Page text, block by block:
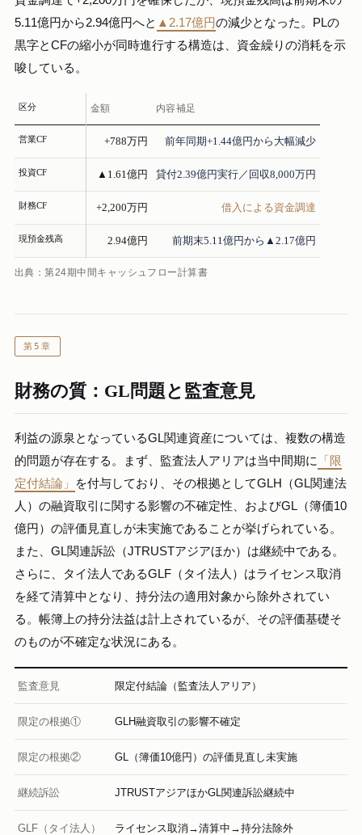
5.11億円から2.94億円へと ▲2.17億円の減少となった。PLの
黒字とCFの縮小が同時進行する構造は、資金繰りの消耗を示
唆している。
区分 金額 内容補足
営業CF +788万円 前年同期+1.44億円から大幅減少
投資CF ▲1.61億円 貸付2.39億円実行／回収8,000万円
財務CF +2,200万円 借入による資金調達
現預金残高 2.94億円 前期末5.11億円から▲2.17億円
出典：第24期中間キャッシュフロー計算書
第5章
財務の質：GL問題と監査意見
利益の源泉となっているGL関連資産については、複数の構造
的問題が存在する。まず、監査法人アリアは当中間期に
「限
定付結論」
を付与しており、その根拠としてGLH（GL関連法
人）の融資取引に関する影響の不確定性、およびGL（簿価10
億円）の評価見直しが未実施であることが挙げられている。
また、GL関連訴訟（JTRUSTアジアほか）は継続中である。
さらに、タイ法人であるGLF（タイ法人）はライセンス取消
を経て清算中となり、持分法の適用対象から除外されてい
る。帳簿上の持分法益は計上されているが、その評価基礎そ
のものが不確定な状況にある。
監査意見 限定付結論（監査法人アリア）
限定の根拠① GLH融資取引の影響不確定
限定の根拠② GL（簿価10億円）の評価見直し未実施
継続訴訟 JTRUSTアジアほかGL関連訴訟継続中
GLF（タイ法人） ライセンス取消→清算中→持分法除外